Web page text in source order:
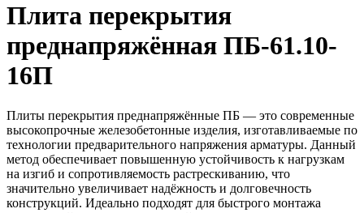
Плита перекрытия
преднапряжённая ПБ-61.10-
16П
Плиты перекрытия преднапряжённые ПБ — это современные
высокопрочные железобетонные изделия, изготавливаемые по
технологии предварительного напряжения арматуры. Данный
метод обеспечивает повышенную устойчивость к нагрузкам
на изгиб и сопротивляемость растрескиванию, что
значительно увеличивает надёжность и долговечность
конструкций. Идеально подходят для быстрого монтажа